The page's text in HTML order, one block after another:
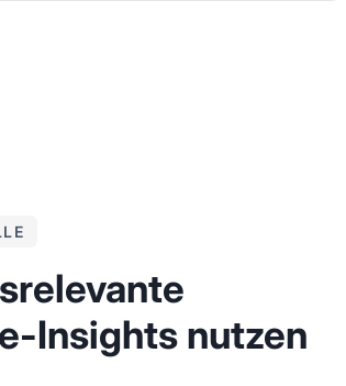
Insights nutzen